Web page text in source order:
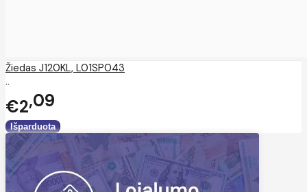
Žiedas J120KL, L01SP043
..
€2 09